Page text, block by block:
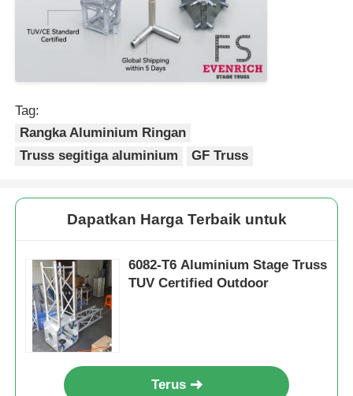
Tag:
Rangka Aluminium Ringan
Truss segitiga aluminium
GF Truss
Dapatkan Harga Terbaik untuk
6082-T6 Aluminium Stage Truss
TUV Certified Outdoor
Terus